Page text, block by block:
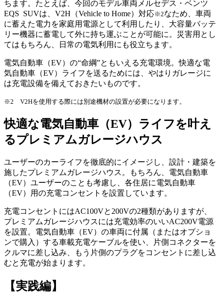
ちます。たとえば、今回のモデル車両メルセデス・ベンツ
EQS SUVは、V2H（Vehicle to Home）対応※2なため、車両
に蓄えた電力を家庭用電源として利用したり、大容量バッテ
リー機器に蓄電して外に持ち運ぶことが可能に。災害用とし
てはもちろん、日常の電気利用にも役立ちます。
電気自動車（EV）の“命綱”ともいえる充電環境。快適な電
気自動車（EV）ライフを送るためには、やはりガレージに
は充電設備を備えておきたいものです。
※2 V2Hを使用する際には別途機材の設置が必要になります。
快適な電気自動車（EV）ライフを叶え
るプレミアムガレージハウス
ユーザーのカーライフを徹底的にイメージし、設計・建築を
施したプレミアムガレージハウス。もちろん、電気自動車
（EV）ユーザーのことも考慮し、各住居に電気自動車
（EV）用の充電コンセントを設置しています。
充電コンセントにはAC100Vと200Vの2種類がありますが、
プレミアムガレージハウスには充電効率のいいAC200V電源
を設置。電気自動車（EV）の車両に付属（またはオプショ
ンで購入）する車載充電ケーブルを使い、片側コネクターを
クルマに差し込み、もう片側のプラグをコンセントに差し込
むと充電が始まります。
【実践編】